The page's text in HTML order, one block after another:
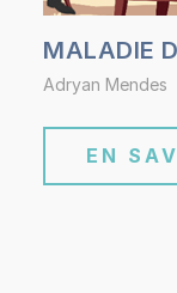
MALADIE
Adryan Mendes
EN